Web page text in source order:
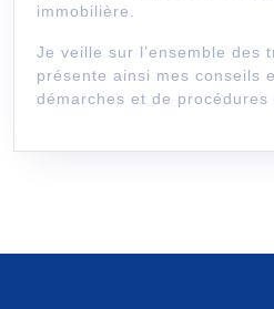
immobilière.
Je veille sur l’ensemble des
présente ainsi mes conseils
démarches et de procédures